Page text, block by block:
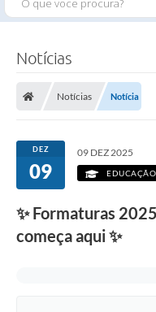
Notícias
Notícias Notícia
DEZ
09
09 DEZ 2025
✨ Formaturas
começa aqui ✨